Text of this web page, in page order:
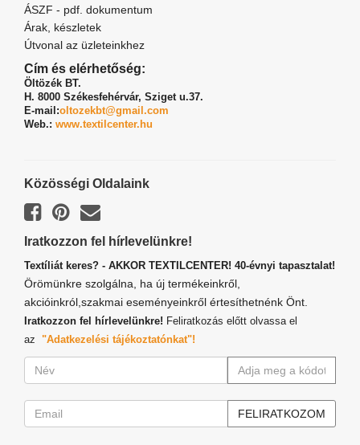
ÁSZF - pdf. dokumentum
Árak, készletek
Útvonal az üzleteinkhez
Cím és elérhetőség:
Öltözék BT.
H. 8000 Székesfehérvár, Sziget u.37.
E-mail:oltozekbt@gmail.com
Web.: www.textilcenter.hu
Közösségi Oldalaink
Iratkozzon fel hírlevelünkre!
Textíliát keres? - AKKOR TEXTILCENTER! 40-évnyi tapasztalat!
Örömünkre szolgálna, ha új termékeinkről,
akcióinkról,szakmai eseményeinkről értesíthetnénk Önt.
Iratkozzon fel hírlevelünkre! Feliratkozás előtt olvassa el
az "Adatkezelési tájékoztatónkat"!